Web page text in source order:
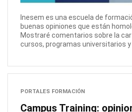
Inesem es una escuela de
buenas opiniones que están
Mostraré comentarios sobre la
cursos, programas universitarios y
PORTALES FORMACIÓN
Campus Training: